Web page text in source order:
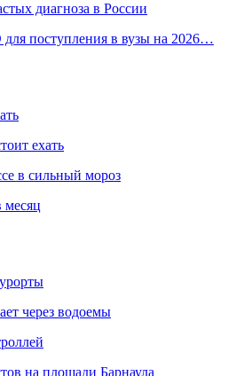
диагноза в России
поступления в вузы на 2026…
ехать
в сильный мороз
месяц
через водоемы
на площади Барнаула